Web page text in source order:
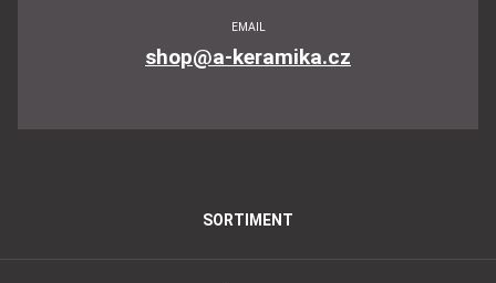
EMAIL
shop@a-keramika.cz
SORTIMENT